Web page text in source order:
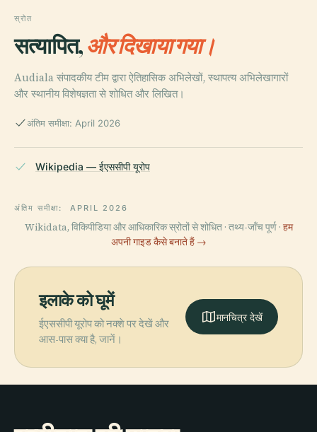
स्रोत
सत्यापित,और दिखाया गया।
Audiala संपादकीय टीम द्वारा ऐतिहासिक अभिलेखों, स्थापत्य अभिलेखागारों
और स्थानीय विशेषज्ञता से शोधित और लिखित।
अंतिम समीक्षा: April 2026
Wikipedia — ईएससीपी यूरोप
अंतिम समीक्षा: APRIL 2026
Wikidata, विकिपीडिया और आधिकारिक स्रोतों से शोधित · तथ्य-जाँच पूर्ण · हम
अपनी गाइड कैसे बनाते हैं →
इलाके को घूमें
ईएससीपी यूरोप को नक्शे पर देखें और
आस-पास क्या है, जानें।
मानचित्र देखें